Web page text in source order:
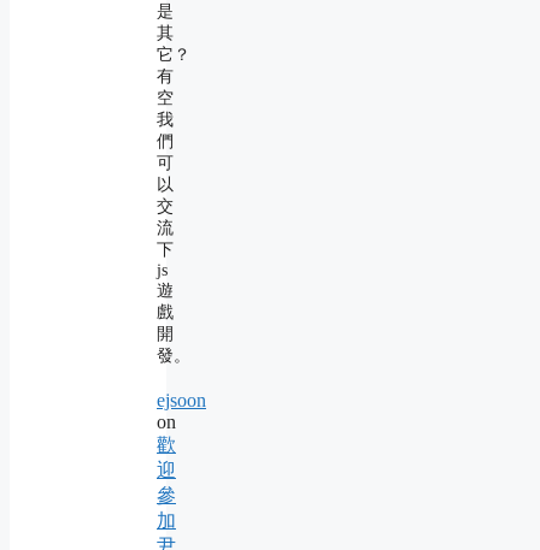
是
其
它？
有
空
我
們
可
以
交
流
下
js
遊
戲
開
發。
ejsoon
on
歡
迎
參
加